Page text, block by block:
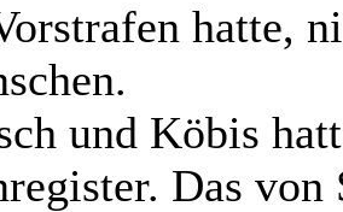
hatte,
und Köbis
Das von